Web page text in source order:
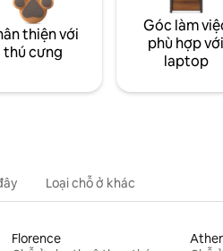
thiện với
thú cưng
Góc làm
phù hợp với
laptop
Loại chỗ ở khác
Florence